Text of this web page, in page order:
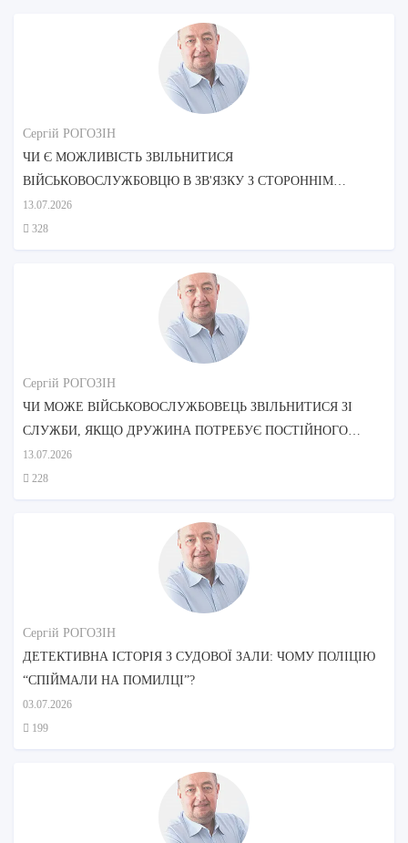
Сергій РОГОЗІН
ЧИ Є МОЖЛИВІСТЬ ЗВІЛЬНИТИСЯ
ВІЙСЬКОВОСЛУЖБОВЦЮ В ЗВ'ЯЗКУ З СТОРОННІМ
ДОГЛЯДОМ МАТЕРІ?
13.07.2026
328
Сергій РОГОЗІН
ЧИ МОЖЕ ВІЙСЬКОВОСЛУЖБОВЕЦЬ ЗВІЛЬНИТИСЯ ЗІ
СЛУЖБИ, ЯКЩО ДРУЖИНА ПОТРЕБУЄ ПОСТІЙНОГО
ДОГЛЯДУ?
13.07.2026
228
Сергій РОГОЗІН
ДЕТЕКТИВНА ІСТОРІЯ З СУДОВОЇ ЗАЛИ: ЧОМУ ПОЛІЦІЮ
“СПІЙМАЛИ НА ПОМИЛЦІ”?
03.07.2026
199